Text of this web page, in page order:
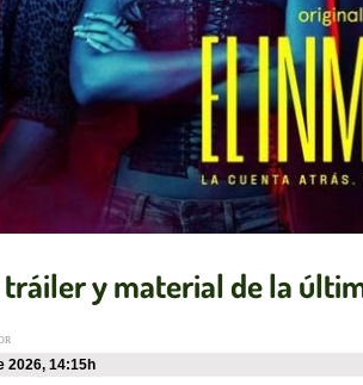
tráiler y material de la
2026, 14:15h